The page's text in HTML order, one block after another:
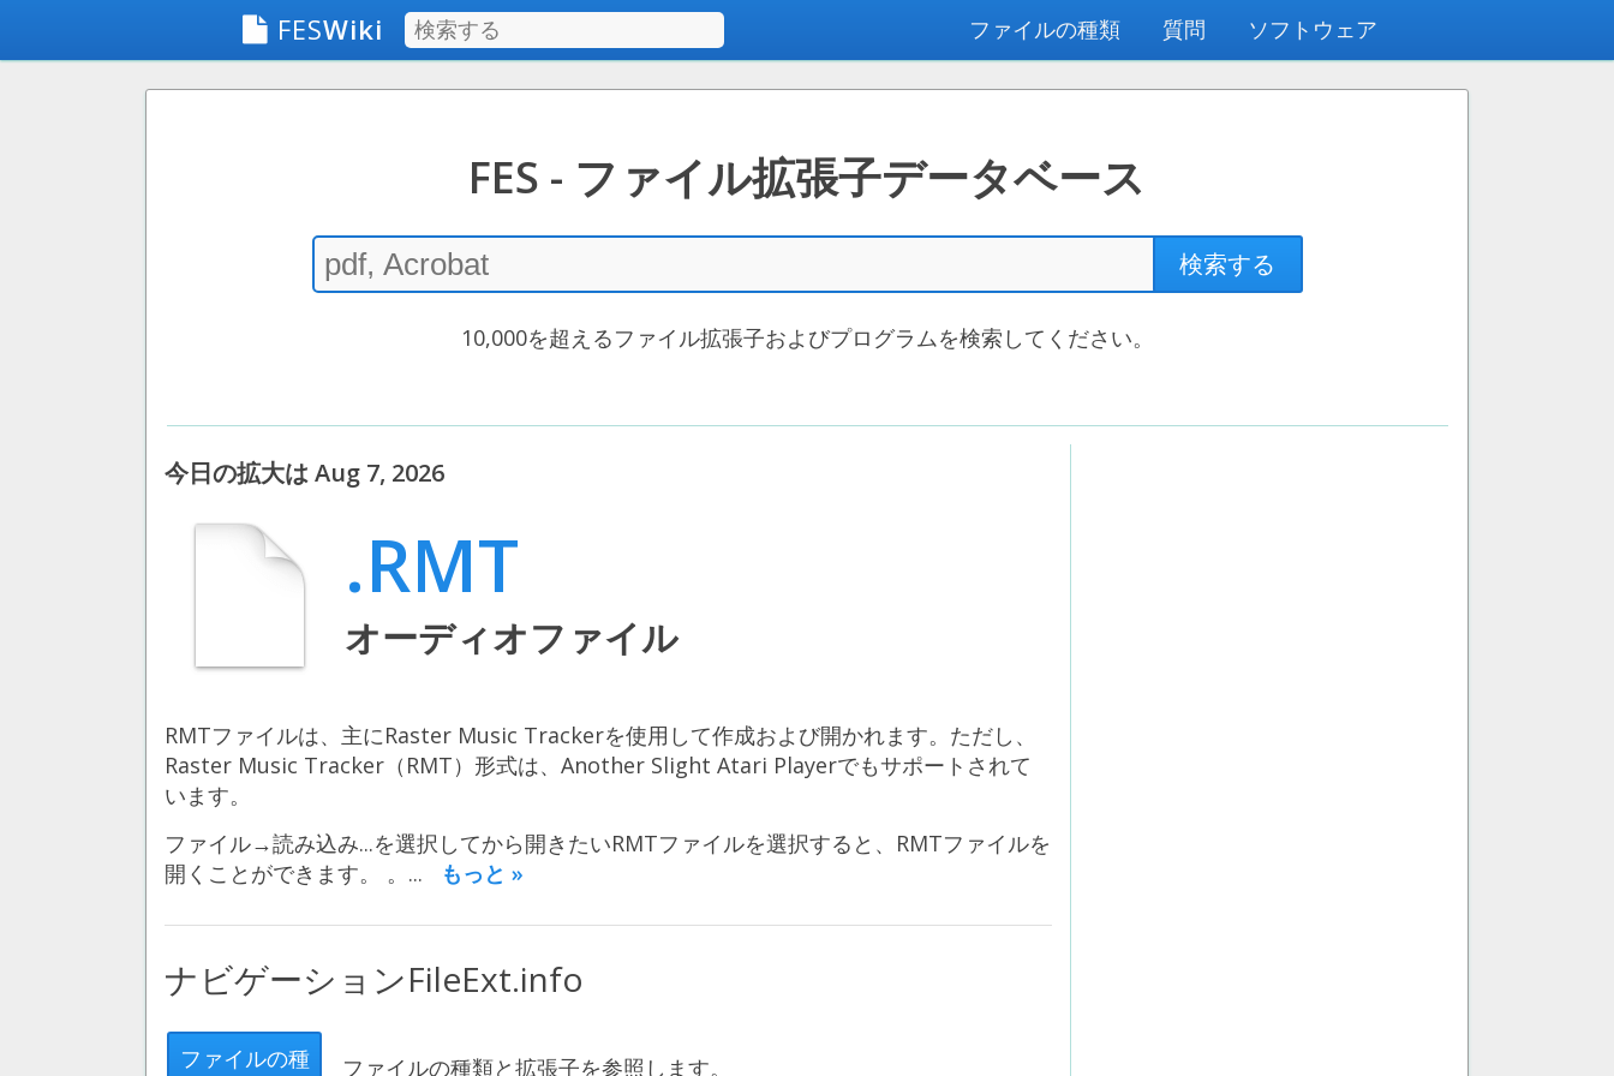
FESWiki ファイルの種類 質問 ソフトウェア
FES - ファイル拡張子データベース
検索する
10,000を超えるファイル拡張子およびプログラムを検索してください。
今日の拡大は Aug 7, 2026
.RMT
オーディオファイル
RMTファイルは、主にRaster Music Trackerを使用して作成および開かれます。ただし、
Raster Music Tracker（RMT）形式は、Another Slight Atari Playerでもサポートされて
います。
ファイル→読み込み...を選択してから開きたいRMTファイルを選択すると、RMTファイルを
開くことができます。 。...
もっと »
ナビゲーションFileExt.info
ファイルの種 ファイルの種類と拡張子を参照します。